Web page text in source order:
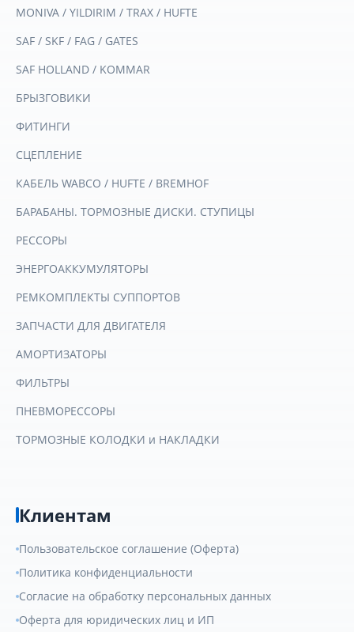
MONIVA / YILDIRIM / TRAX / HUFTE
SAF / SKF / FAG / GATES
SAF HOLLAND / KOMMAR
БРЫЗГОВИКИ
ФИТИНГИ
СЦЕПЛЕНИЕ
КАБЕЛЬ WABCO / HUFTE / BREMHOF
БАРАБАНЫ. ТОРМОЗНЫЕ ДИСКИ. СТУПИЦЫ
РЕССОРЫ
ЭНЕРГОАККУМУЛЯТОРЫ
РЕМКОМПЛЕКТЫ СУППОРТОВ
ЗАПЧАСТИ ДЛЯ ДВИГАТЕЛЯ
АМОРТИЗАТОРЫ
ФИЛЬТРЫ
ПНЕВМОРЕССОРЫ
ТОРМОЗНЫЕ КОЛОДКИ и НАКЛАДКИ
Клиентам
Пользовательское соглашение (Оферта)
Политика конфиденциальности
Согласие на обработку персональных данных
Оферта для юридических лиц и ИП